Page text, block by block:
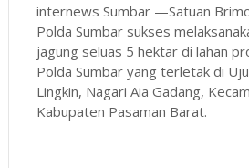
internews Sumbar —Satuan
Polda Sumbar sukses
jagung seluas 5 hektar di lahan
Polda Sumbar yang terletak di
Lingkin, Nagari Aia Gadang,
Kabupaten Pasaman Barat.